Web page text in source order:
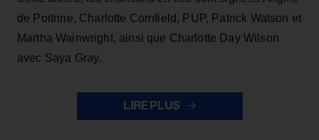
de Poitrine, Charlotte Cornfield, PUP, Patrick Watson et
Martha Wainwright, ainsi que Charlotte Day Wilson
avec Saya Gray.
LIRE PLUS